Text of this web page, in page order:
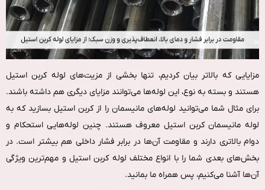
مزایایی که بالاتر بیان کردیم، تنها بخشی از مزیت‌های لوله کربن استیل
هستند و بسته به نوع، این لوله‌ها می‌توانند مزایای دیگری هم داشته باشند.
برای مثال شما می‌توانید لوله‌های مانیسمان را از کربن استیل بسازید که به
لوله مانیسمان کربن استیل معروف هستند. چنین لوله‌هایی استحکام و
دوام بالاتری دارند و مقاومت آن‌ها در برابر فشار داخلی هم بیشتر است. در
بخش‌های بعدی شما را با انواع مختلف لوله کربن استیل و مهم‌ترین ویژگی
آن‌ها آشنا می‌کنیم، پس همراه ما بمانید.